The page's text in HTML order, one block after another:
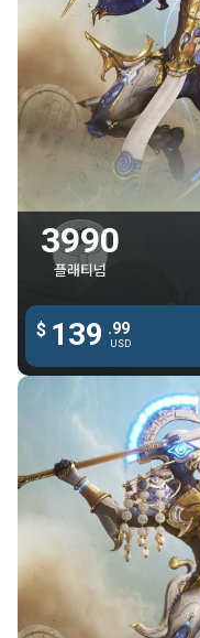
3990
플래티넘
$ 139 .99
USD
3990
스티아
아펜
다우루스 프라
타로스 & 악
스티아낙스
스티아낙스 프
90일 숙
90일
지금 구매하세요